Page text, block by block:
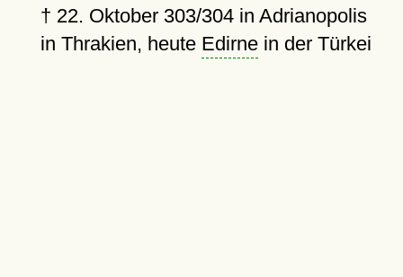
† 22. Oktober 303/304in Adrianopolis
in Thrakien, heute Edirnein der Türkei